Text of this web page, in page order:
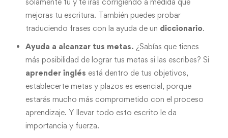
mejoras tu escritura. También puedes probar
traduciendo frases con la ayuda de un diccionario.
Ayuda a alcanzar tus metas. ¿Sabías que tienes
más posibilidad de lograr tus metas si las escribes? Si
aprender inglés está dentro de tus objetivos,
establecerte metas y plazos es esencial, porque
estarás mucho más comprometido con el proceso
aprendizaje. Y llevar todo esto escrito le da
importancia y fuerza.